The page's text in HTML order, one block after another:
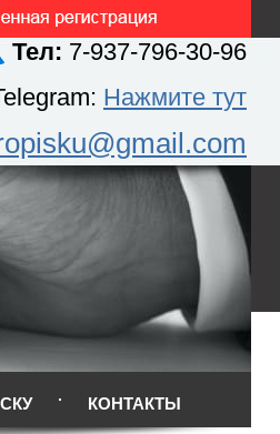
Тел: 7-937-796-30-96
Нажмите тут
КОНТАКТЫ